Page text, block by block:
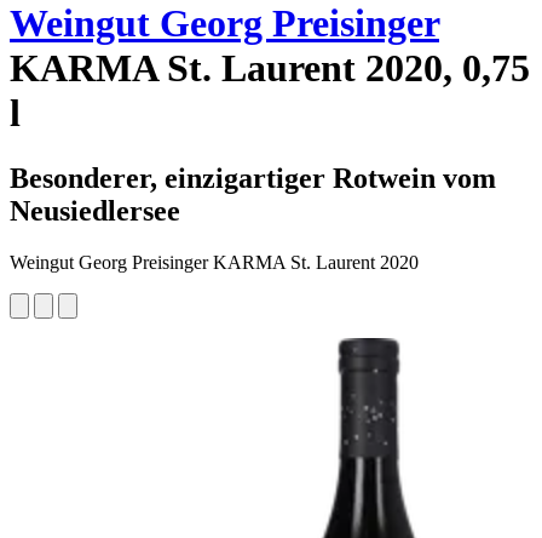
Weingut Georg Preisinger
KARMA St. Laurent 2020, 0,75
l
Besonderer, einzigartiger Rotwein vom
Neusiedlersee
Weingut Georg Preisinger KARMA St. Laurent 2020